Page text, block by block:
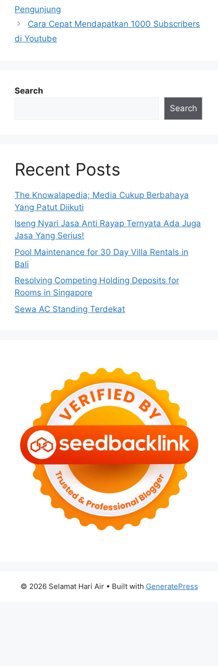
Pengunjung
Cara Cepat Mendapatkan 1000 Subscribers
di Youtube
Search
Search
Recent Posts
The Knowalapedia; Media Cukup Berbahaya
Yang Patut Diikuti
Iseng Nyari Jasa Anti Rayap Ternyata Ada Juga
Jasa Yang Serius!
Pool Maintenance for 30 Day Villa Rentals in
Bali
Resolving Competing Holding Deposits for
Rooms in Singapore
Sewa AC Standing Terdekat
© 2026 Selamat Hari Air• Built with GeneratePress